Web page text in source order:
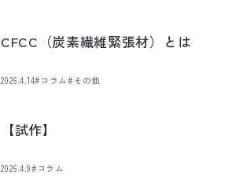
CFCC（炭素繊維緊張材）とは
2026.4.14#コラム#その他
【試作】
2026.4.9#コラム